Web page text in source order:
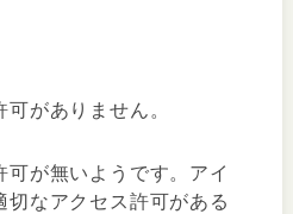
がありません。
が無いようです。アイ
切なアクセス許可がある